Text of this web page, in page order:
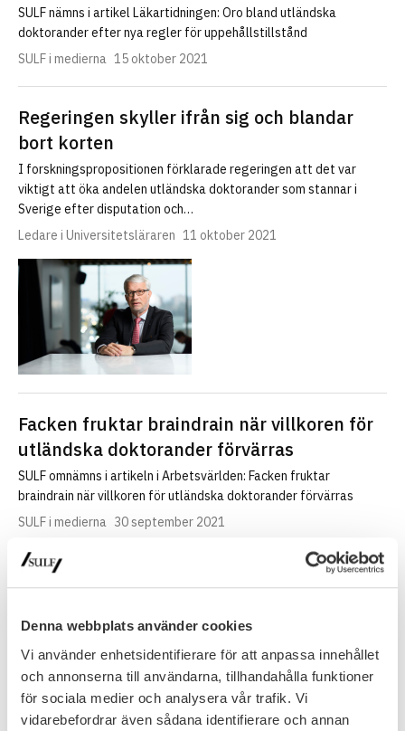
Denna webbplats använder cookies
Vi använder enhetsidentifierare för att anpassa innehållet
och annonserna till användarna, tillhandahålla funktioner
för sociala medier och analysera vår trafik. Vi
vidarebefordrar även sådana identifierare och annan
SULF nämns i artikel Läkartidningen: Oro bland utländska
doktorander efter nya regler för uppehållstillstånd
SULF i medierna 15 oktober 2021
Regeringen skyller ifrån sig och blandar
bort korten
I forskningspropositionen förklarade regeringen att det var
viktigt att öka andelen utländska doktorander som stannar i
Sverige efter disputation och…
Ledare i Universitetsläraren 11 oktober 2021
Facken fruktar braindrain när villkoren för
utländska doktorander förvärras
SULF omnämns i artikeln i Arbetsvärlden: Facken fruktar
braindrain när villkoren för utländska doktorander förvärras
SULF i medierna 30 september 2021
Nya krav på undantag för utländska
SULF nämns i TT:s artikel om utlänningslagen: ”Tidigare har
fackförbundet Sulf kritiserat skärpningen i utlänningslagen. På
onsdagen lämnade också Sveriges…
SULF i medierna 30 september 2021